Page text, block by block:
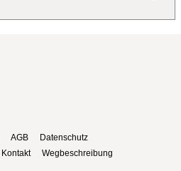
AGB
Datenschutz
Kontakt Wegbeschreibung